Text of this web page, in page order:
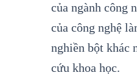
của ngành công
của công nghệ
nghiền bột khác
cứu khoa học.